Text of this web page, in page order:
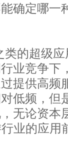
确定哪一
的超级
业竞争下
提供高频
低频，但
无论资本
业的应用